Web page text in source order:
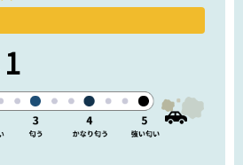
1